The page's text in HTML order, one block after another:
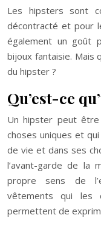
Les hipsters sont
décontracté et pour
également un goût
bijoux fantaisie. Mais
du hipster ?
Qu’est-ce
Un hipster peut être
choses uniques et
de vie et dans ses
l’avant-garde de
propre sens de
vêtements qui les
permettent de